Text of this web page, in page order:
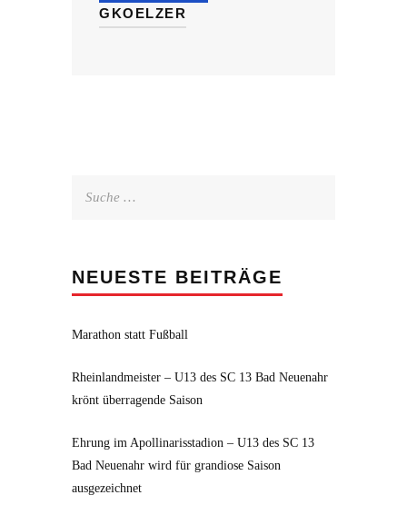
GKOELZER
NEUESTE BEITRÄGE
Marathon statt Fußball
Rheinlandmeister – U13 des SC 13 Bad Neuenahr
krönt überragende Saison
Ehrung im Apollinarisstadion – U13 des SC 13
Bad Neuenahr wird für grandiose Saison
ausgezeichnet